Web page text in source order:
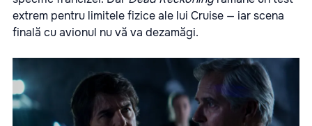
extrem pentru limitele fizice ale lui Cruise — iar scena
finală cu avionul nu vă va dezamăgi.